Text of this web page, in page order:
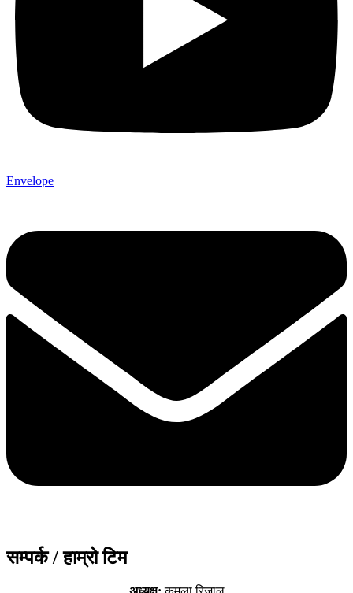
Envelope
सम्पर्क / हाम्रो टिम